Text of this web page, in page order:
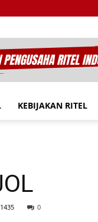
KEBIJAKAN RITEL
0
1435